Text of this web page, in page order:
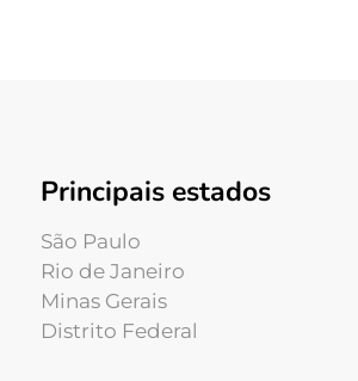
Principais estados
São Paulo
Rio de Janeiro
Minas Gerais
Distrito Federal